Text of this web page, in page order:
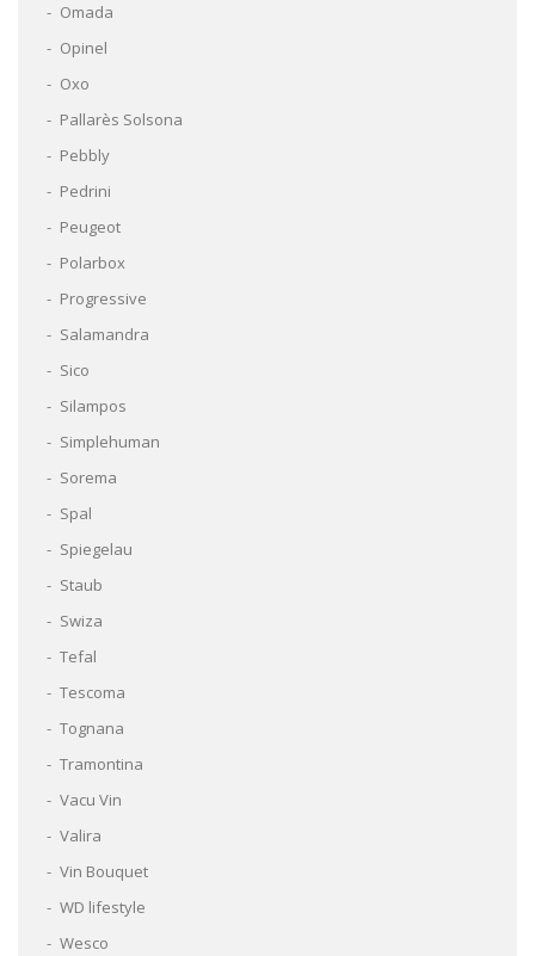
Omada
Opinel
Oxo
Pallarès Solsona
Pebbly
Pedrini
Peugeot
Polarbox
Progressive
Salamandra
Sico
Silampos
Simplehuman
Sorema
Spal
Spiegelau
Staub
Swiza
Tefal
Tescoma
Tognana
Tramontina
Vacu Vin
Valira
Vin Bouquet
WD lifestyle
Wesco